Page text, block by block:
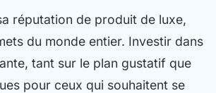
réputation de produit de luxe,
du monde entier. Investir dans
tant sur le plan gustatif que
pour ceux qui souhaitent se